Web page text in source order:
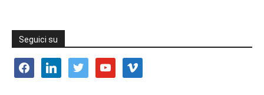
Seguici su
facebooklinkedin twitter youtube vimeo